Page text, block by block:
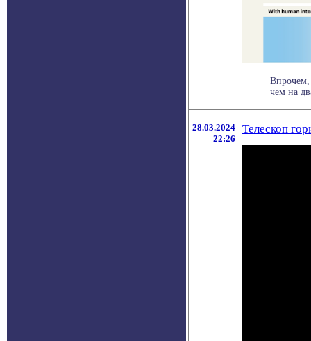
Впрочем,
чем на
28.03.2024
22:26
Телескоп